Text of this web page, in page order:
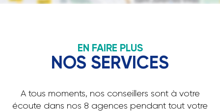
EN FAIRE PLUS
NOS SERVICES
A tous moments, nos conseillers sont à votre
écoute dans nos 8 agences pendant tout votre